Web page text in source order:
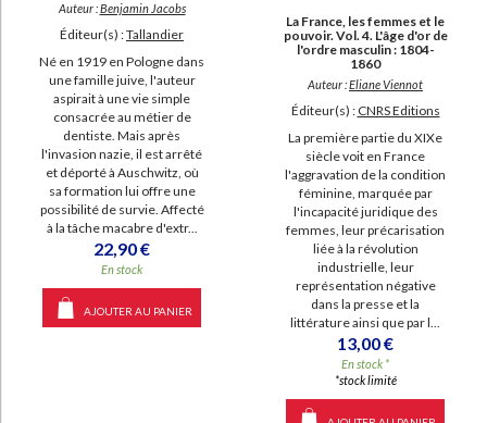
Auteur :Benjamin Jacobs
Éditeur(s) :Tallandier
Né en 1919 en Pologne dans
une famille juive, l'auteur
aspirait à une vie simple
consacrée au métier de
dentiste. Mais après
l'invasion nazie, il est arrêté
et déporté à Auschwitz, où
sa formation lui offre une
possibilité de survie. Affecté
à la tâche macabre d'extr...
22,90 €
En stock
AJOUTER AU PANIER
La France, les femmes et le
pouvoir. Vol. 4. L'âge d'or de
l'ordre masculin : 1804-
1860
Auteur :Eliane Viennot
Éditeur(s) : CNRS Editions
La première partie du XIXe
siècle voit en France
l'aggravation de la condition
féminine, marquée par
l'incapacité juridique des
femmes, leur précarisation
liée à la révolution
industrielle, leur
représentation négative
dans la presse et la
littérature ainsi que par l...
13,00 €
En stock *
*stock limité